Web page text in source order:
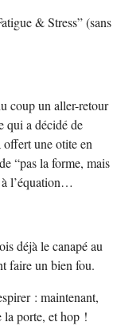
& Stress” (sans
coup un aller-retour
qui a décidé de
offert une otite en
“pas la forme, mais
l’équation…
déjà le canapé au
faire un bien fou.
: maintenant,
la porte, et hop !